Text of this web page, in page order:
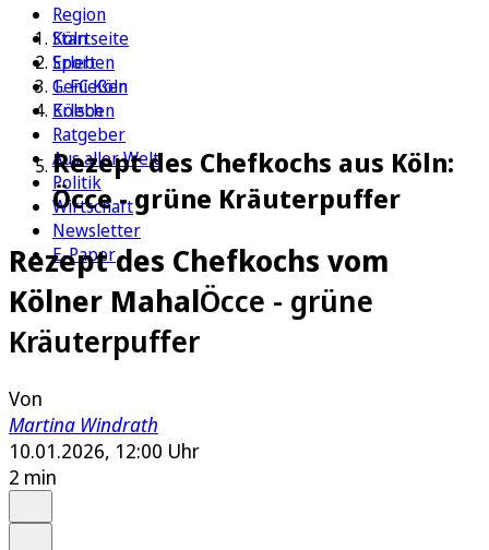
Region
Köln
Sport
1. FC Köln
Erleben
Ratgeber
Aus aller Welt
Politik
Wirtschaft
Newsletter
E-Paper
Startseite
Erleben
Genießen
Kölsch
Rezept des Chefkochs aus Köln:
Öcce - grüne Kräuterpuffer
Rezept des Chefkochs vom
Kölner MahalÖcce - grüne
Kräuterpuffer
Von
Martina Windrath
10.01.2026, 12:00 Uhr
2 min